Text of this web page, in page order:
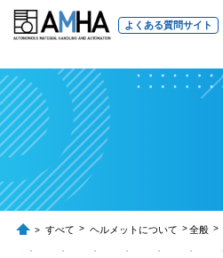
よくある質問サイト
すべて ヘルメットについて 全般